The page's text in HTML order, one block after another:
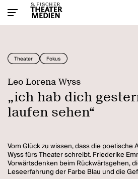
Theater Fokus
Leo Lorena Wyss
„ich hab dich
laufen sehen“
Vom Glück zu wissen, dass die poetische
Wyss fürs Theater schreibt. Friederike
Vorwärtsdenken beim Rückwärtsgehen,
Leseerfahrung der Farbe Blau und die